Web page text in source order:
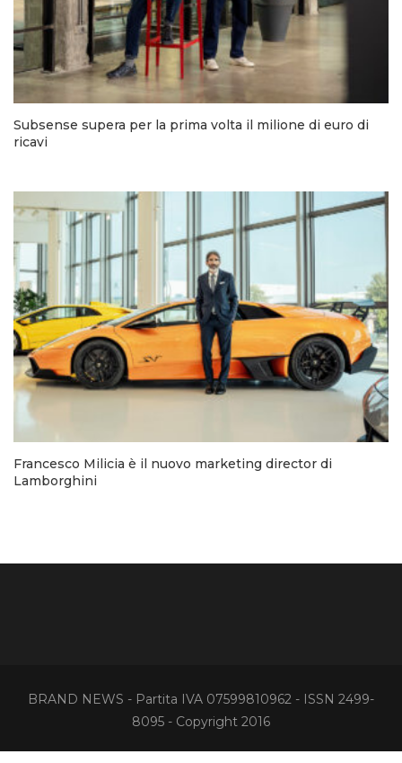
Subsense supera per la prima volta il milione di euro di
ricavi
Francesco Milicia è il nuovo marketing director di
Lamborghini
BRAND NEWS - Partita IVA 07599810962 - ISSN 2499-
8095 - Copyright 2016